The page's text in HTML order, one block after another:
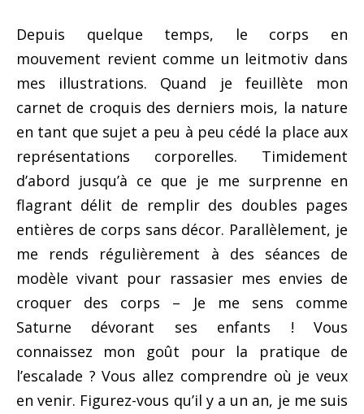
Depuis quelque temps, le corps en
mouvement revient comme un leitmotiv dans
mes illustrations. Quand je feuillète mon
carnet de croquis des derniers mois, la nature
en tant que sujet a peu à peu cédé la place aux
représentations corporelles. Timidement
d’abord jusqu’à ce que je me surprenne en
flagrant délit de remplir des doubles pages
entières de corps sans décor. Parallèlement, je
me rends régulièrement à des séances de
modèle vivant pour rassasier mes envies de
croquer des corps – Je me sens comme
Saturne dévorant ses enfants ! Vous
connaissez mon goût pour la pratique de
l’escalade ? Vous allez comprendre où je veux
en venir. Figurez-vous qu’il y a un an, je me suis